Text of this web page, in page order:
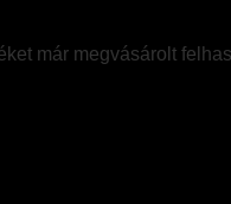
már megvásárolt